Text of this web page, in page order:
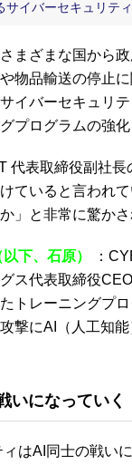
イバーセキュリテ
まざまな国から
物品輸送の停止
イバーセキュリ
プログラムの強化
代表取締役副社
ていると言われ
」と非常に驚かさ
下、石原）
：
ス代表取締役
トレーニングプ
撃にAI（人工知
いになっていく
はAI同士の戦い